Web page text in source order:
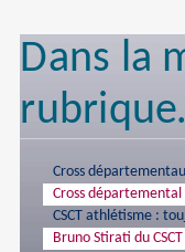
Dans la
Cross
Cross
CSCT athlétisme :
Bruno Stirati du